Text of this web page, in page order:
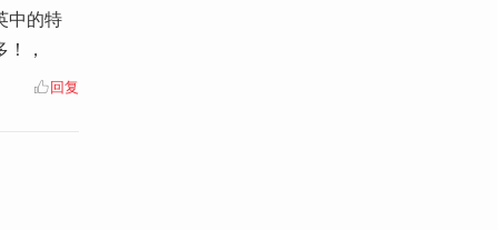
中的特
，
回复